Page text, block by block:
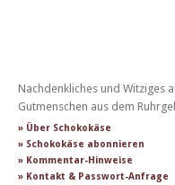
Nachdenkliches und Witziges
Gutmenschen aus dem
» Über Schokokäse
» Schokokäse abonnieren
» Kommentar-Hinweise
» Kontakt & Passwort-Anfrage